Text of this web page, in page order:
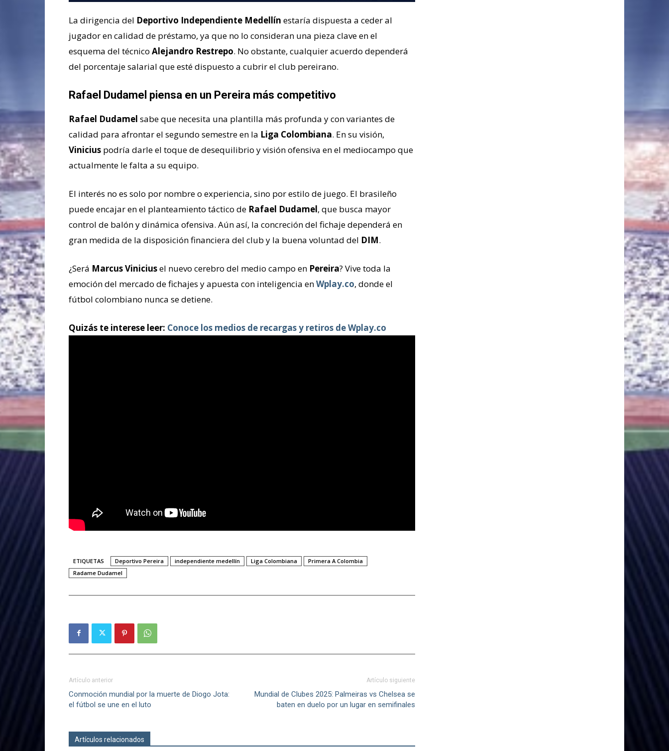
La dirigencia del Deportivo Independiente Medellín estaría dispuesta a ceder al
jugador en calidad de préstamo, ya que no lo consideran una pieza clave en el
esquema del técnico Alejandro Restrepo. No obstante, cualquier acuerdo dependerá
del porcentaje salarial que esté dispuesto a cubrir el club pereirano.
Rafael Dudamel piensa en un Pereira más competitivo
Rafael Dudamel sabe que necesita una plantilla más profunda y con variantes de
calidad para afrontar el segundo semestre en la Liga Colombiana. En su visión,
Vinicius podría darle el toque de desequilibrio y visión ofensiva en el mediocampo que
actualmente le falta a su equipo.
El interés no es solo por nombre o experiencia, sino por estilo de juego. El brasileño
puede encajar en el planteamiento táctico de Rafael Dudamel, que busca mayor
control de balón y dinámica ofensiva. Aún así, la concreción del fichaje dependerá en
gran medida de la disposición financiera del club y la buena voluntad del DIM.
¿Será Marcus Viniciusel nuevo cerebro del medio campo en Pereira? Vive toda la
emoción del mercado de fichajes y apuesta con inteligencia enWplay.co, donde el
fútbol colombiano nunca se detiene.
Quizás te interese leer: Conoce los medios de recargas y retiros de Wplay.co
ETIQUETAS Deportivo Pereira independiente medellín Liga Colombiana
Primera A Colombia
Radame Dudamel
Artículo anterior
Conmoción mundial por la muerte de Diogo Jota:
el fútbol se une en el luto
Artículo siguiente
Mundial de Clubes 2025: Palmeiras vs Chelsea se
baten en duelo por un lugar en semifinales
Artículos relacionados